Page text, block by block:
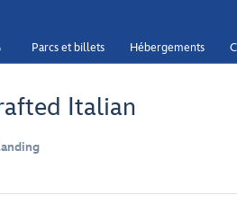
Parcs et billets Hébergements
Italian